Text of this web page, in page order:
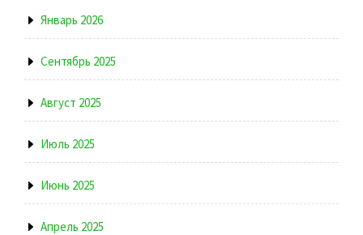
Январь 2026
Сентябрь 2025
Август 2025
Июль 2025
Июнь 2025
Апрель 2025